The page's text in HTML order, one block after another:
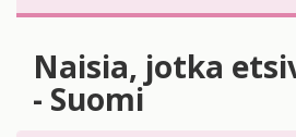
Naisia, jotka
- Suomi